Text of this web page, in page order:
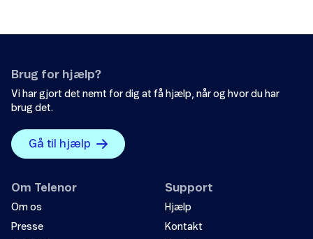
Sådan får du bedre indendørsdækning
Manglende 5G-dækning
Problemer med mms
Der er ikke nok eksempler.
Oplysningerne løser ikke mit problem.
Brug for hjælp?
Vi har gjort det nemt for dig at få hjælp, når og hvor du har
brug det.
Gå til hjælp
Om Telenor
Om os
Presse
Support
Hjælp
Kontakt